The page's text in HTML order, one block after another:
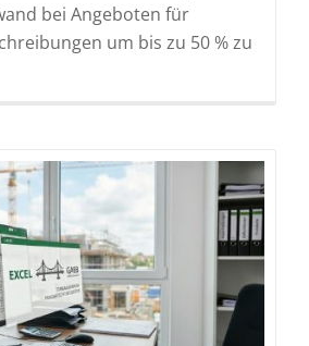
bei Angeboten für
um bis zu 50 % zu